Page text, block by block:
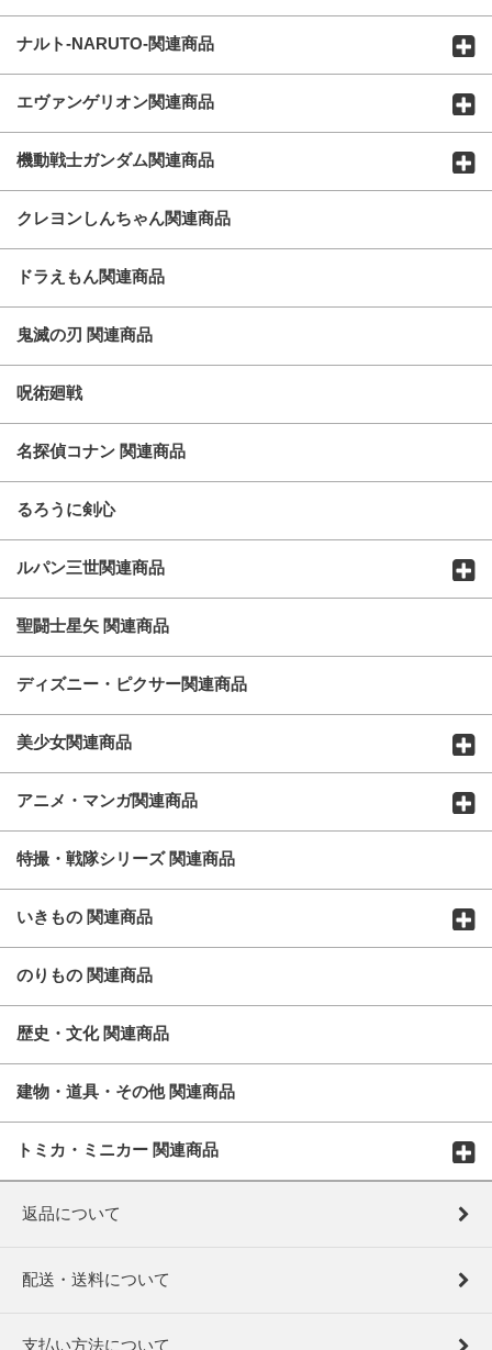
ナルト-NARUTO-関連商品
エヴァンゲリオン関連商品
機動戦士ガンダム関連商品
クレヨンしんちゃん関連商品
ドラえもん関連商品
鬼滅の刃 関連商品
呪術廻戦
名探偵コナン 関連商品
るろうに剣心
ルパン三世関連商品
聖闘士星矢 関連商品
ディズニー・ピクサー関連商品
美少女関連商品
アニメ・マンガ関連商品
特撮・戦隊シリーズ 関連商品
いきもの 関連商品
のりもの 関連商品
歴史・文化 関連商品
建物・道具・その他 関連商品
トミカ・ミニカー 関連商品
返品について
配送・送料について
支払い方法について